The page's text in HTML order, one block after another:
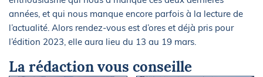
années, et qui nous manque encore parfois à la lecture de
l’actualité. Alors rendez-vous est d’ores et déjà pris pour
l’édition 2023, elle aura lieu du 13 au 19 mars.
La rédaction vous conseille